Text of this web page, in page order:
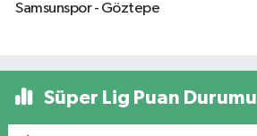
Samsunspor - Göztepe
Süper Lig Puan Durumu